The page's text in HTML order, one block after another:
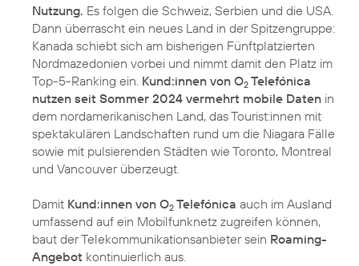
Nutzung. Es folgen die Schweiz, Serbien und die USA.
Dann überrascht ein neues Land in der Spitzengruppe:
Kanada schiebt sich am bisherigen Fünftplatzierten
Nordmazedonien vorbei und nimmt damit den Platz im
Top-5-Ranking ein. Kund:innen von O2 Telefónica
nutzen seit Sommer 2024 vermehrt mobile Daten in
dem nordamerikanischen Land, das Tourist:innen mit
spektakulären Landschaften rund um die Niagara Fälle
sowie mit pulsierenden Städten wie Toronto, Montreal
und Vancouver überzeugt.
Damit Kund:innen von O2 Telefónica auch im Ausland
umfassend auf ein Mobilfunknetz zugreifen können,
baut der Telekommunikationsanbieter sein Roaming-
Angebot kontinuierlich aus.